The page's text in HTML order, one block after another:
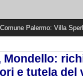
Villa Sperlinga,
e tutela del